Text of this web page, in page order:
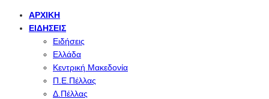
ΑΡΧΙΚΉ
ΕΙΔΉΣΕΙΣ
Ειδήσεις
Ελλάδα
Κεντρική Μακεδονία
Π.Ε.Πέλλας
Δ.Πέλλας